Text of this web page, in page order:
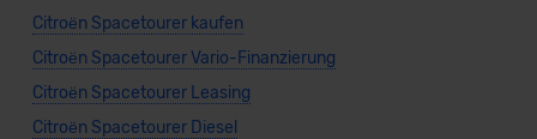
Citroën Spacetourer kaufen
Citroën Spacetourer Vario-Finanzierung
Citroën Spacetourer Leasing
Citroën Spacetourer Diesel